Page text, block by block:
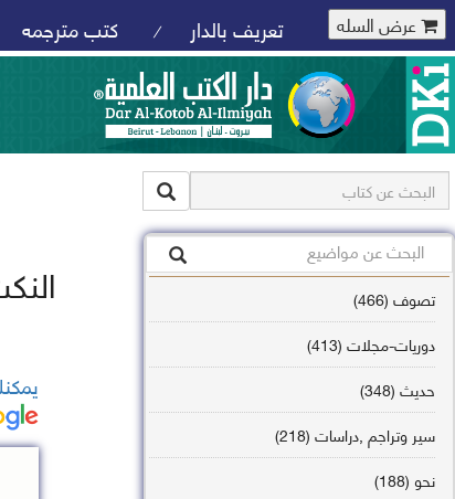
عرض السله تعريف بالدار / كتب مترجمه
تصوف (466)
دوريات-مجلات (413)
حديث (348)
سير وتراجم ,دراسات (218)
نحو (188)